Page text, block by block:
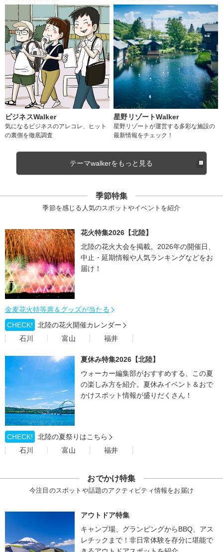
ビジネスWalker
気になるビジネスのアレコレ、ヒット
の裏側を徹底調査
星野リゾートWalker
星野リゾートが運営する多彩な施設の
最新情報をチェック！
テーマwalkerをもっと見る
季節特集
季節を感じる人気のスポットやイベントを紹介
花火特集2026【北陸】
北陸の花火大会を掲載。2026年の開催日、
中止・延期情報や人気ランキングなどをお
届け！
金麦花火特等席＆グッズが当たる
CHECK!
北陸の花火開催カレンダー
石川
富山 福井
夏休み特集2026【北陸】
ウォーカー編集部がおすすめする、この夏
の楽しみ方を紹介。夏休みイベント＆おで
かけスポット情報が盛りだくさん！
CHECK!
北陸の夏祭りはこちら
石川
富山 福井
おでかけ特集
今注目のスポットや話題のアクティビティ情報をお届け
アウトドア特集
キャンプ場、グランピングからBBQ、アス
レチックまで！非日常体験を存分に堪能で